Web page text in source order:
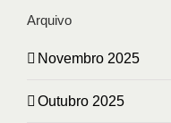
Arquivo
Novembro 2025
Outubro 2025